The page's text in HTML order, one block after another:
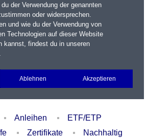
Watchlist Portfolio Login
Anleihen
ETF/ETP
Zertifikate
Nachhaltig
der Verwendung der genannten
oder widersprechen.
und wie du der Verwendung von
Technologien auf dieser Website
kannst, findest du in unseren
.
Ablehnen Akzeptieren